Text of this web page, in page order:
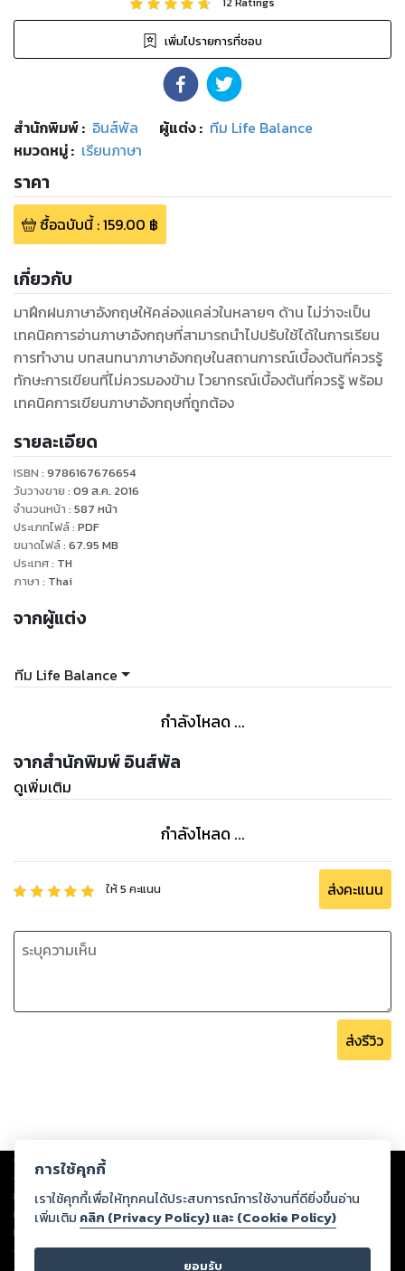
เพิ่มไปรายการที่ชอบ
สำนักพิมพ์: อินส์พัล ผู้แต่ง : ทีม Life Balance
หมวดหมู่: เรียนภาษา
ราคา
ซื้อฉบับนี้:159.00 ฿
เกี่ยวกับ
มาฝึกฝนภาษาอังกฤษให้คล่องแคล่วในหลายๆ ด้าน ไม่ว่าจะเป็น
เทคนิคการอ่านภาษาอังกฤษที่สามารถนำไปปรับใช้ได้ในการเรียน
การทำงาน บทสนทนาภาษาอังกฤษในสถานการณ์เบื้องต้นที่ควรรู้
ทักษะการเขียนที่ไม่ควรมองข้าม ไวยากรณ์เบื้องต้นที่ควรรู้ พร้อม
เทคนิคการเขียนภาษาอังกฤษที่ถูกต้อง
รายละเอียด
ISBN : 9786167676654
วันวางขาย : 09 ส.ค. 2016
จำนวนหน้า : 587 หน้า
ประเภทไฟล์: PDF
ขนาดไฟล์: 67.95 MB
ประเทศ: TH
ภาษา : Thai
จากผู้แต่ง
ทีม Life Balance
กำลังโหลด ...
จากสำนักพิมพ์ อินส์พัล
ดูเพิ่มเติม
กำลังโหลด ...
ให้5 คะแนน ส่งคะแนน
ส่งรีวิว
Copyright © 2026
ต่อผลงานหรือเนื้อหาใดที่อัปโหลดผ่านเว็บไซต์และปรากฏว่าละเมิดสิทธิใน
ทรัพย์สินทางปัญญาของบุคคลอื่นหรือขัดต่อกฎหมายและศีลธรรม ดังนั้น ผู้อ่าน
ทุกท่านโปรดใช้วิจารณญาณในการกลั่นกรองด้วยตนเอง และหากท่านพบว่าส่วน
หนึ่งส่วนใดขัดต่อกฎหมายและศีลธรรม กรุณาแจ้งมายังบริษัท เพื่อทีมงานจะได้
ดำเนินการในทันที ทั้งนี้ ทางสตอรี่ล็อกขอสงวนลิขสิทธิ์ตามพระราชบัญญัติ
การใช้คุกกี้
เราใช้คุกกี้เพื่อให้ทุกคนได้ประสบการณ์การใช้งานที่ดียิ่งขึ้นอ่าน
เพิ่มเติม คลิก (Privacy Policy) และ (Cookie Policy)
ยอมรับ